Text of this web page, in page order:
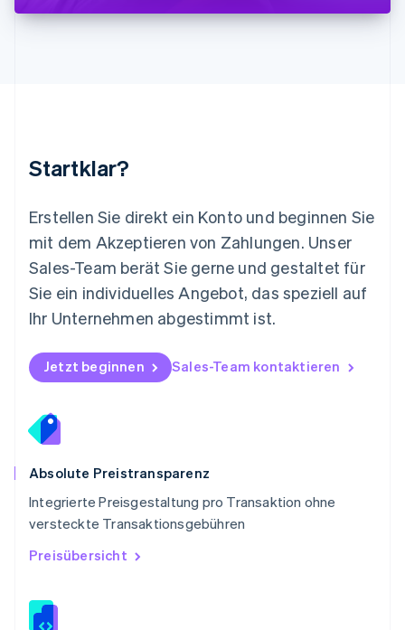
Startklar?
Erstellen Sie direkt ein Konto und beginnen Sie
mit dem Akzeptieren von Zahlungen. Unser
Sales-Team berät Sie gerne und gestaltet für
Sie ein individuelles Angebot, das speziell auf
Ihr Unternehmen abgestimmt ist.
Jetzt beginnen Sales-Team kontaktieren
Absolute Preistransparenz
Integrierte Preisgestaltung pro Transaktion ohne
versteckte Transaktionsgebühren
Preisübersicht
Malta
Nederlands English
Norwegen
Österreich
Polen
English
Portugal
Português English
Rumänien
Schweden
Svenska English
Deutsch
Singapur
English
Slowakei
Slowenien
EnglishItaliano
Sonderverwaltungsregion Hongkong,
Spanien